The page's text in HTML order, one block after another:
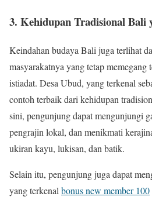
3. Kehidupan Tradisional Bali
Keindahan budaya Bali juga terlihat
masyarakatnya yang tetap memegang
istiadat. Desa Ubud, yang terkenal
contoh terbaik dari kehidupan
sini, pengunjung dapat mengunjungi
pengrajin lokal, dan menikmati
ukiran kayu, lukisan, dan batik.
Selain itu, pengunjung juga dapat
yang terkenal bonus new member 100